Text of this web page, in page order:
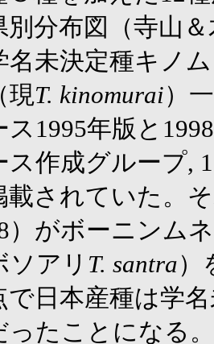
別分布図（寺山
名未決定種キノ
現T. kinomurai）
ス1995年版と
ス作成グループ,
載されていた。
）がボーニンム
ソアリ T. santra）
で日本産種は学
ったことになる